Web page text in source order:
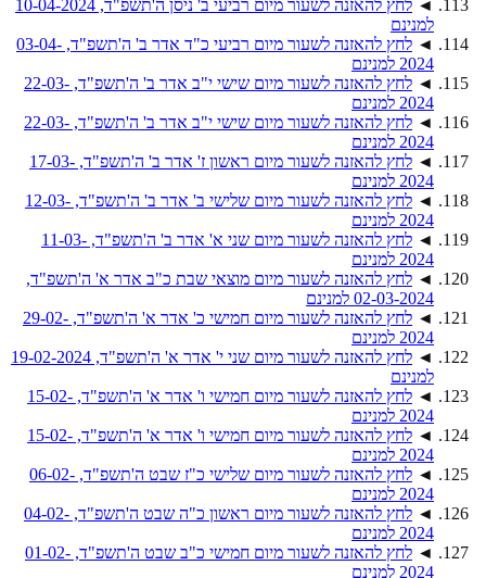
◄
לחץ להאזנה לשעור מיום רביעי ב' ניסן ה'תשפ"ד, 10-04-2024
למנינם
◄
לחץ להאזנה לשעור מיום רביעי כ"ד אדר ב' ה'תשפ"ד, 03-04-
2024 למנינם
◄
לחץ להאזנה לשעור מיום שישי י"ב אדר ב' ה'תשפ"ד, 22-03-
2024 למנינם
◄
לחץ להאזנה לשעור מיום שישי י"ב אדר ב' ה'תשפ"ד, 22-03-
2024 למנינם
◄
לחץ להאזנה לשעור מיום ראשון ז' אדר ב' ה'תשפ"ד, 17-03-
2024 למנינם
◄
לחץ להאזנה לשעור מיום שלישי ב' אדר ב' ה'תשפ"ד, 12-03-
2024 למנינם
◄
לחץ להאזנה לשעור מיום שני א' אדר ב' ה'תשפ"ד, 11-03-
2024 למנינם
◄ לחץ להאזנה לשעור מיום מוצאי שבת כ"ב אדר א' ה'תשפ"ד,
02-03-2024 למנינם
◄
לחץ להאזנה לשעור מיום חמישי כ' אדר א' ה'תשפ"ד, 29-02-
2024 למנינם
◄
לחץ להאזנה לשעור מיום שני י' אדר א' ה'תשפ"ד, 19-02-2024
למנינם
◄
לחץ להאזנה לשעור מיום חמישי ו' אדר א' ה'תשפ"ד, 15-02-
2024 למנינם
◄
לחץ להאזנה לשעור מיום חמישי ו' אדר א' ה'תשפ"ד, 15-02-
2024 למנינם
◄
לחץ להאזנה לשעור מיום שלישי כ"ז שבט ה'תשפ"ד, 06-02-
2024 למנינם
◄
לחץ להאזנה לשעור מיום ראשון כ"ה שבט ה'תשפ"ד, 04-02-
2024 למנינם
◄
לחץ להאזנה לשעור מיום חמישי כ"ב שבט ה'תשפ"ד, 01-02-
2024 למנינם